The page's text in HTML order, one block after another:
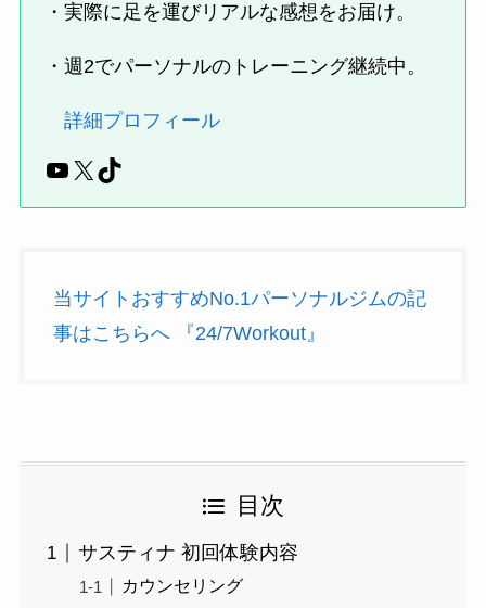
・実際に足を運びリアルな感想をお届け。
・週2でパーソナルのトレーニング継続中。
詳細プロフィール
YouTube
X TikTok
当サイトおすすめNo.1パーソナルジムの記
事はこちらへ 『24/7Workout』
目次
サスティナ 初回体験内容
カウンセリング